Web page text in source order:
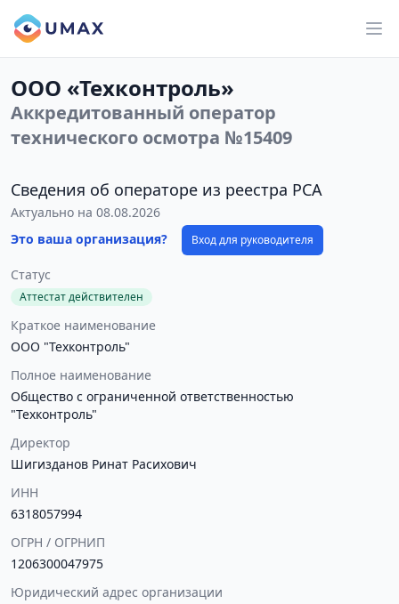
ООО «Техконтроль»
Аккредитованный оператор
технического осмотра №15409
Сведения об операторе из реестра РСА
Актуально на 08.08.2026
Это ваша организация?
Вход для руководителя
Статус
Аттестат действителен
Краткое наименование
ООО "Техконтроль"
Полное наименование
Общество с ограниченной ответственностью
"Техконтроль"
Директор
Шигизданов Ринат Расихович
ИНН
6318057994
ОГРН / ОГРНИП
1206300047975
Юридический адрес организации